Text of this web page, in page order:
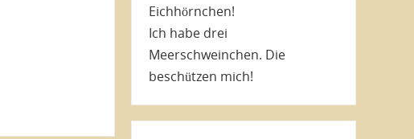
Eichhörnchen!
Ich habe drei
Meerschweinchen. Die
beschützen mich!